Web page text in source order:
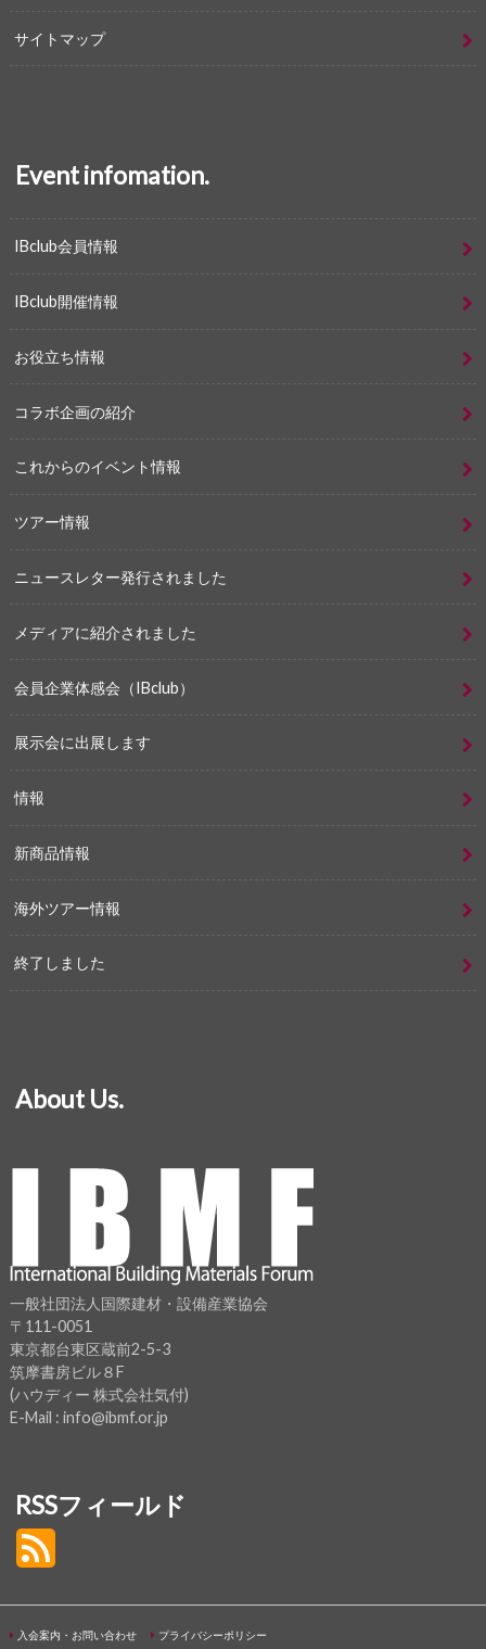
サイトマップ
Event infomation.
IBclub会員情報
IBclub開催情報
お役立ち情報
コラボ企画の紹介
これからのイベント情報
ツアー情報
ニュースレター発行されました
メディアに紹介されました
会員企業体感会（IBclub）
展示会に出展します
情報
新商品情報
海外ツアー情報
終了しました
About Us.
一般社団法人国際建材・設備産業協会
〒111-0051
東京都台東区蔵前2-5-3
筑摩書房ビル８F
(ハウディー 株式会社気付)
E-Mail : info@ibmf.or.jp
RSSフィールド
入会案内・お問い合わせ プライバシーポリシー